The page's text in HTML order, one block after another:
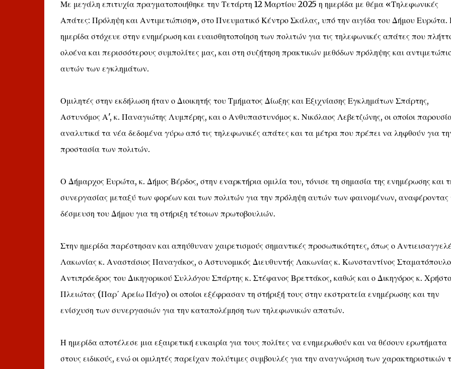
Με μεγάλη επιτυχία πραγματοποιήθηκε την Τετάρτη 12 Μαρτίου 2025 η ημερίδα με θέμα «Τηλεφωνικές
Απάτες: Πρόληψη και Αντιμετώπιση», στο Πνευματικό Κέντρο Σκάλας, υπό την αιγίδα του Δήμου Ευρώτα.
ημερίδα στόχευε στην ενημέρωση και ευαισθητοποίηση των πολιτών για τις τηλεφωνικές απάτες που
ολοένα και περισσότερους συμπολίτες μας, και στη συζήτηση πρακτικών μεθόδων πρόληψης και
αυτών των εγκλημάτων.
Ομιλητές στην εκδήλωση ήταν ο Διοικητής του Τμήματος Δίωξης και Εξιχνίασης Εγκλημάτων Σπάρτης,
Αστυνόμος Α', κ. Παναγιώτης Λυμπέρης, και ο Ανθυπαστυνόμος κ. Νικόλαος Λεβετζώνης, οι οποίοι
αναλυτικά τα νέα δεδομένα γύρω από τις τηλεφωνικές απάτες και τα μέτρα που πρέπει να ληφθούν για
προστασία των πολιτών.
Ο Δήμαρχος Ευρώτα, κ. Δήμος Βέρδος, στην εναρκτήρια ομιλία του, τόνισε τη σημασία της ενημέρωσης και
συνεργασίας μεταξύ των φορέων και των πολιτών για την πρόληψη αυτών των φαινομένων, αναφέροντας
δέσμευση του Δήμου για τη στήριξη τέτοιων πρωτοβουλιών.
Στην ημερίδα παρέστησαν και απηύθυναν χαιρετισμούς σημαντικές προσωπικότητες, όπως ο
Λακωνίας κ. Αναστάσιος Παναγάκος, ο Αστυνομικός Διευθυντής Λακωνίας κ. Κωνσταντίνος
Αντιπρόεδρος του Δικηγορικού Συλλόγου Σπάρτης κ. Στέφανος Βρεττάκος, καθώς και ο Δικηγόρος κ.
Πλειώτας (Παρ΄ Αρείω Πάγο) οι οποίοι εξέφρασαν τη στήριξή τους στην εκστρατεία ενημέρωσης και την
ενίσχυση των συνεργασιών για την καταπολέμηση των τηλεφωνικών απατών.
Η ημερίδα αποτέλεσε μια εξαιρετική ευκαιρία για τους πολίτες να ενημερωθούν και να θέσουν ερωτήματα
στους ειδικούς, ενώ οι ομιλητές παρείχαν πολύτιμες συμβουλές για την αναγνώριση των χαρακτηριστικών